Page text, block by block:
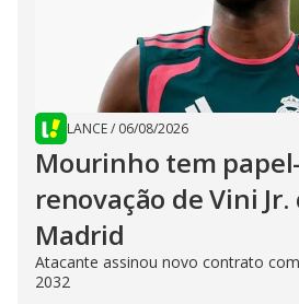
LANCE/ 06/08/2026
Mourinho tem
renovação de Vini Jr.
Madrid
Atacante assinou novo contrato
2032